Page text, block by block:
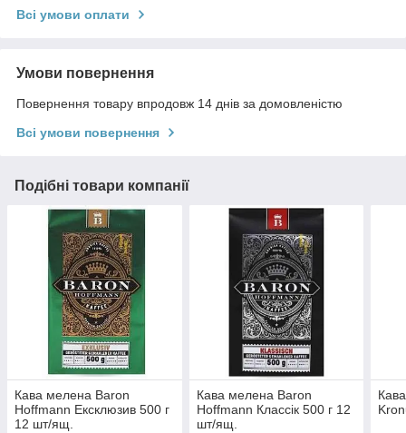
Всі умови оплати
Умови повернення
Повернення товару впродовж 14 днів за домовленістю
Всі умови повернення
Подібні товари компанії
Кава мелена Baron
Hoffmann Ексклюзив 500 г
12 шт/ящ.
Кава мелена Baron
Hoffmann Классік 500 г 12
шт/ящ.